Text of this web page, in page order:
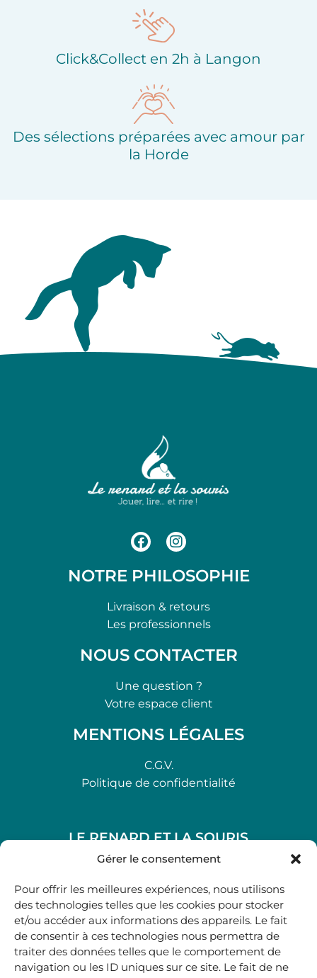
Gérer le consentement
Pour offrir les meilleures expériences, nous utilisons
des technologies telles que les cookies pour stocker
et/ou accéder aux informations des appareils. Le fait
de consentir à ces technologies nous permettra de
traiter des données telles que le comportement de
navigation ou les ID uniques sur ce site. Le fait de ne
Click&Collect en 2h à Langon
Des sélections préparées avec amour par
la Horde
NOTRE PHILOSOPHIE
Livraison & retours
Les professionnels
NOUS CONTACTER
Une question ?
Votre espace client
MENTIONS LÉGALES
C.G.V.
Politique de confidentialité
LE RENARD ET LA SOURIS
48, rue Maubec 33210 LANGON
05 40 41 37 18
.
MARDI AU SAMEDI
10H00-12H45 | 14H00 -19H00